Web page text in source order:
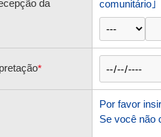
da
comunitário｣
*
Por favor
Se você não